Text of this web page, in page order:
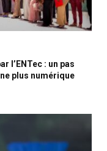
l’ENTec : un pas
plus numérique